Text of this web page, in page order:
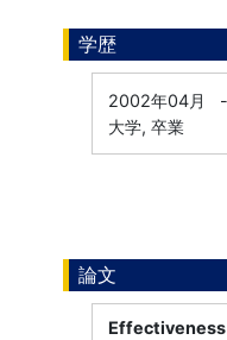
学歴
2002年04月
-
大学, 卒業
論文